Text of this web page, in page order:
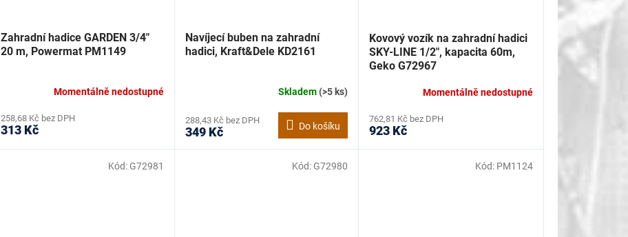
Zahradní hadice GARDEN 3/4"
20 m, Powermat PM1149
Momentálně nedostupné
258,68 Kč bez DPH
313 Kč
Navíjecí buben na zahradní
hadici, Kraft&Dele KD2161
Skladem(>5 ks)
288,43 Kč bez DPH
349 Kč Do košíku
Kovový vozík na zahradní hadici
SKY-LINE 1/2", kapacita 60m,
Geko G72967
Momentálně nedostupné
762,81 Kč bez DPH
923 Kč
Kód: G72981 Kód: G72980 Kód: PM1124